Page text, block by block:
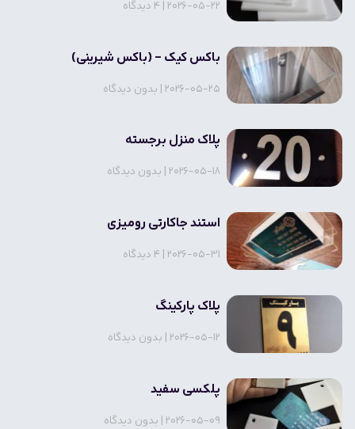
2026-05-22
باکس کیک – (باکس شیرینی)
2026-05-25 بدون دیدگاه
پلاک منزل برجسته
2026-05-18 بدون دیدگاه
استند جاکارتی رومیزی
2026-05-31
پلاک پارکینگ
2026-05-12 بدون دیدگاه
پلکسی سفید
2026-05-09 بدون دیدگاه